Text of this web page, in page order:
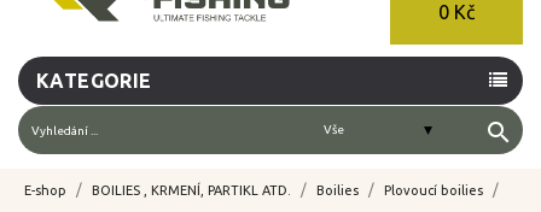
0 Kč
KATEGORIE
search
E-shop BOILIES , KRMENÍ, PARTIKL ATD. Boilies Plovoucí boilies